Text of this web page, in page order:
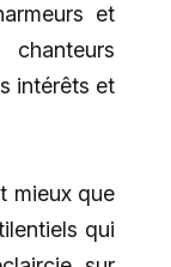
et
intérêts et
mieux que
qui